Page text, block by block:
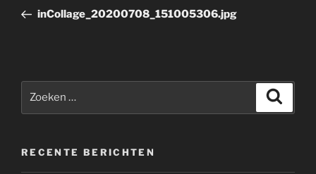
bericht
inCollage_20200708_151005306.jpg
RECENTE BERICHTEN